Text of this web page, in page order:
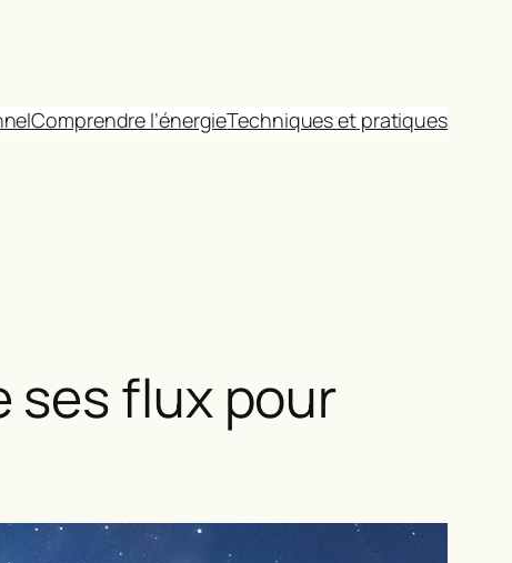
Comprendre l’énergieTechniques et pratiques
ses flux pour